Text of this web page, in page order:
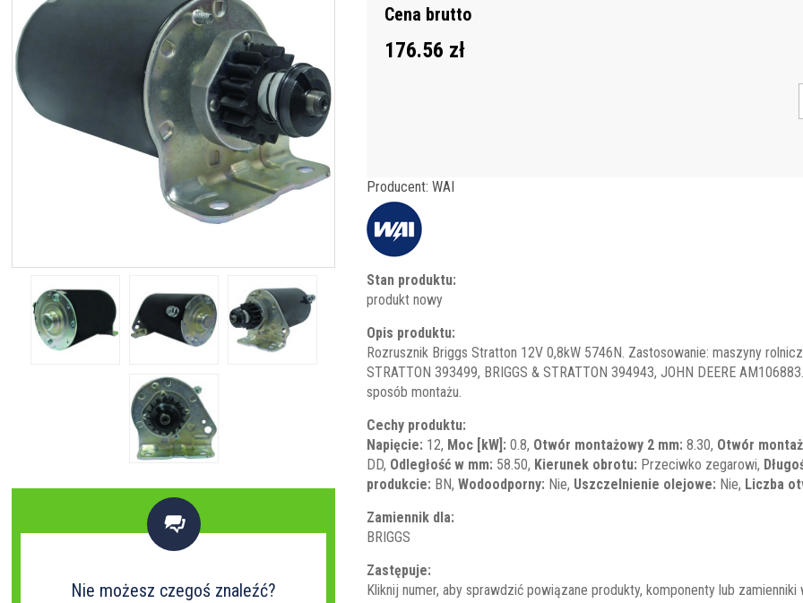

Nie możesz czegoś znaleźć?
Cena brutto
176.56 zł
Producent: WAI
Stan produktu:
produkt nowy
Opis produktu:
Rozrusznik Briggs Stratton 12V 0,8kW 5746N. Zastosowanie: maszyny
STRATTON 393499, BRIGGS & STRATTON 394943, JOHN DEERE
sposób montażu.
Cechy produktu:
Napięcie: 12, Moc [kW]: 0.8, Otwór montażowy 2 mm: 8.30, Otwór
DD, Odległość w mm: 58.50, Kierunek obrotu: Przeciwko zegarowi,
produkcie: BN, Wodoodporny: Nie, Uszczelnienie olejowe: Nie, Liczba
Zamiennik dla:
BRIGGS
Zastępuje:
Kliknij numer, aby sprawdzić powiązane produkty, komponenty lub